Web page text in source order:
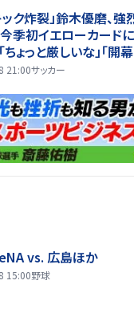
ック炸裂」鈴木優磨、強
季初イエローカード
ちょっと厳しいな」「開
様に怒られる」
21:00サッカー
vs. 広島ほか
15:00野球